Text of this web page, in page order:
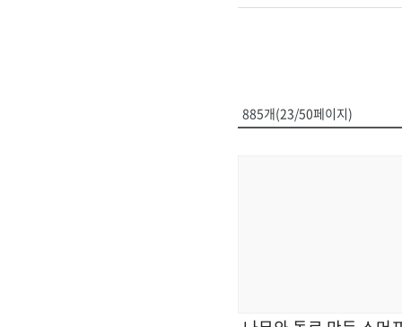
885개(23/50페이지)